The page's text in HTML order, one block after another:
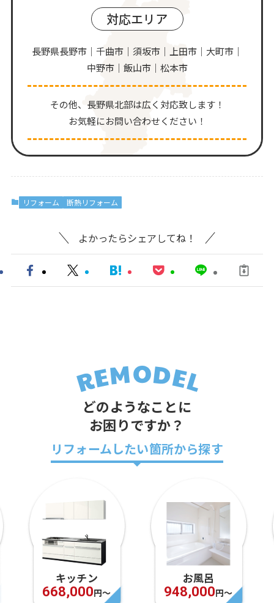
対応エリア
長野県長野市｜千曲市｜須坂市｜上田市｜大町市｜
中野市｜飯山市｜松本市
その他、⻑野県北部は広く対応致します！
お気軽にお問い合わせください！
リフォーム 断熱リフォーム
よかったらシェアしてね！
どのようなことに
お困りですか？
リフォームしたい箇所から探す
キッチン
668,000円〜
お風呂
948,000円〜